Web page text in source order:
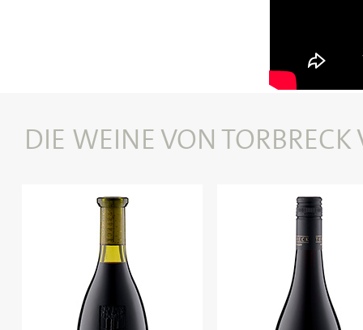
DIE WEINE VON TORBRECK